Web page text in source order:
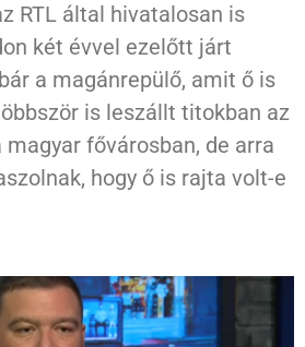
RTL által hivatalosan is
két évvel ezelőtt járt
a magánrepülő, amit ő is
is leszállt titokban az
fővárosban, de arra
hogy ő is rajta volt-e